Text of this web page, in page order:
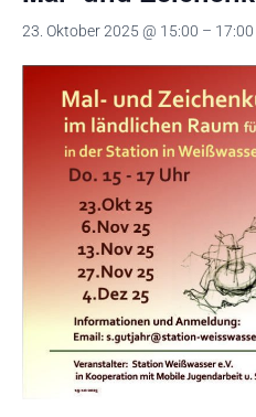
23. Oktober 2025 @ 15:00 – 17:00